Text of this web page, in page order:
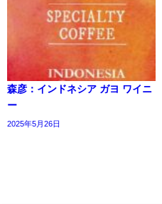
森彦：インドネシア ガヨ ワイニ
ー
2025年5月26日